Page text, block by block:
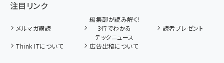
注目リンク
メルマガ購読
編集部が読み解く!
3行でわかる
テックニュース
読者プレゼント
Think ITについて 広告出稿について